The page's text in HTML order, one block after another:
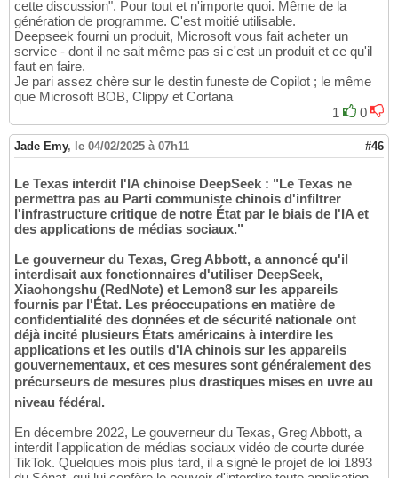
cette discussion". Pour tout et n'importe quoi. Même de la
génération de programme. C'est moitié utilisable.
Deepseek fourni un produit, Microsoft vous fait acheter un
service - dont il ne sait même pas si c'est un produit et ce qu'il
faut en faire.
Je pari assez chère sur le destin funeste de Copilot ; le même
que Microsoft BOB, Clippy et Cortana
1
0
Jade Emy, le 04/02/2025 à 07h11 #46
Le Texas interdit l'IA chinoise DeepSeek : "Le Texas ne
permettra pas au Parti communiste chinois d'infiltrer
l'infrastructure critique de notre État par le biais de l'IA et
des applications de médias sociaux."
Le gouverneur du Texas, Greg Abbott, a annoncé qu'il
interdisait aux fonctionnaires d'utiliser DeepSeek,
Xiaohongshu (RedNote) et Lemon8 sur les appareils
fournis par l'État. Les préoccupations en matière de
confidentialité des données et de sécurité nationale ont
déjà incité plusieurs États américains à interdire les
applications et les outils d'IA chinois sur les appareils
gouvernementaux, et ces mesures sont généralement des
précurseurs de mesures plus drastiques mises en uvre au
niveau fédéral.
En décembre 2022, Le gouverneur du Texas, Greg Abbott, a
interdit l'application de médias sociaux vidéo de courte durée
TikTok. Quelques mois plus tard, il a signé le projet de loi 1893